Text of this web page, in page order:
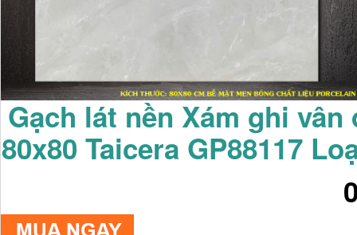
Gạch lát nền Xám ghi vân
80x80 Taicera GP88117